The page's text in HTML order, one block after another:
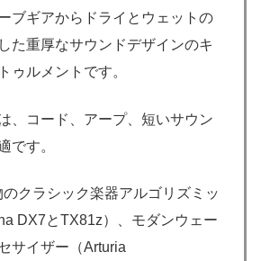
ブギアからドライとウェットの
た重厚なサウンドデザインのキ
ゥルメントです。
、コード、アープ、短いサウン
です。
クラシック楽器アルゴリズミッ
DX7とTX81z）、モダンウェー
サイザー（Arturia